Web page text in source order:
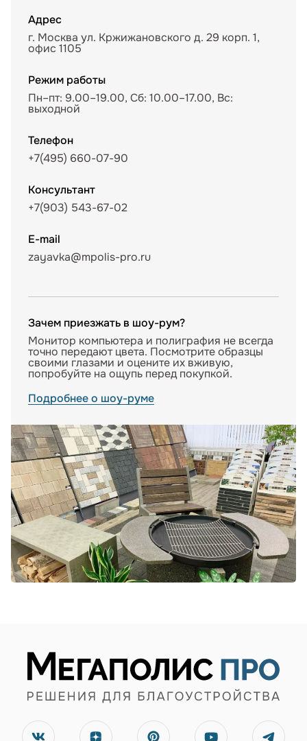
Адрес
г. Москва ул. Кржижановского д. 29 корп. 1,
офис 1105
Режим работы
Пн–пт: 9.00–19.00, Сб: 10.00–17.00, Вс:
выходной
Телефон
+7(495) 660-07-90
Консультант
+7(903) 543-67-02
E-mail
zayavka@mpolis-pro.ru
Зачем приезжать в шоу-рум?
Монитор компьютера и полиграфия не всегда
точно передают цвета. Посмотрите образцы
своими глазами и оцените их вживую,
попробуйте на ощупь перед покупкой.
Подробнее о шоу-руме